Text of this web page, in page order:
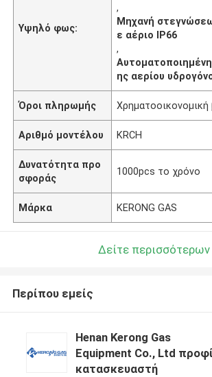
Υψηλό φως:
,
Μηχανή
ε αέριο IP66
,
ης αερίου
Όροι πληρωμής Χρηματοοικονομική
Αριθμό μοντέλου KRCH
Δυνατότητα προ
σφοράς
1000pcs το χρόνο
Μάρκα KERONG GAS
Δείτε περισσότερων
Περίπου εμείς
Henan Kerong Gas
Equipment Co., Ltd
κατασκευαστή